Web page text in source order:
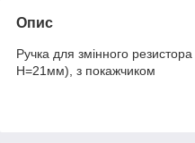
Опис
Ручка для змінного
H=21мм), з покажчиком